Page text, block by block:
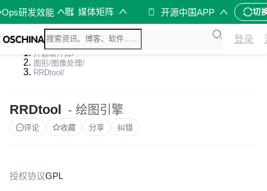
研发效能 媒体矩阵 开源中国APP 切
登录
开源软件库/
图形/图像处理/
RRDtool /
RRDtool - 绘图引擎
评论 收藏 分享 纠错
授权协议GPL